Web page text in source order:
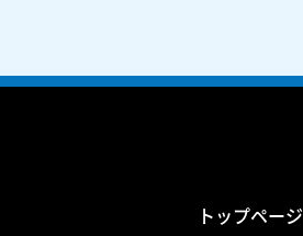
トップページ